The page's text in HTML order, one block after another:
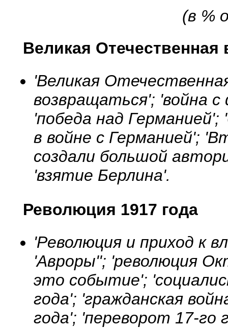
(в %
Великая Отечественная
'Великая
возвращаться'; 'война
'победа над Германией';
в войне с Германией';
создали большой
'взятие Берлина'.
Революция 1917 года
'Революция и приход к
'Авроры''; 'революция
это событие';
года'; 'гражданская
года'; 'переворот 17-го